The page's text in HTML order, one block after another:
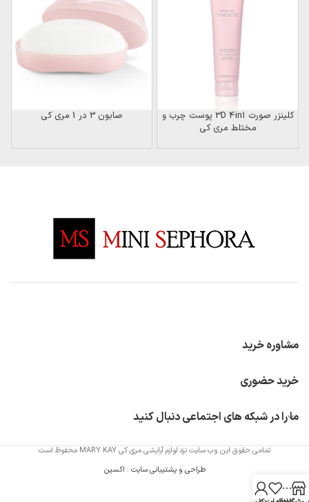
کلینزر صورت 3D 4in1 پوست چرب و
مختلط مری کی
صابون 3 در 1 مری کی
مشاوره خرید
خرید حضوری
ما را در شبکه های اجتماعی دنبال کنید
تمامی حقوق این وب سایت نزد لوازم آرایشی مری کی MARY KAY محفوظ است
طراحی و پشتیبانی سایت : اکسین